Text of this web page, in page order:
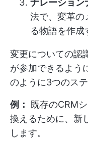
ナレーション
法で、変革の
る物語を作成
変更についての認
が参加できるよう
のように3つのス
例：
既存のCRM
換えるために、新
します。